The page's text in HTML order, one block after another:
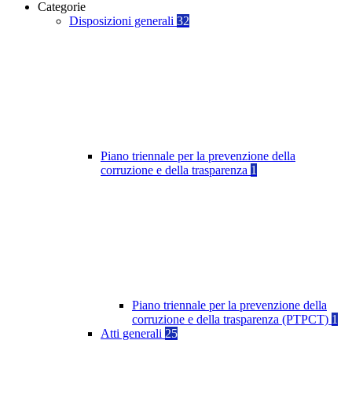
Categorie
Disposizioni generali 32
Piano triennale per la prevenzione della
corruzione e della trasparenza 1
Piano triennale per la prevenzione della
corruzione e della trasparenza (PTPCT) 1
Atti generali 25